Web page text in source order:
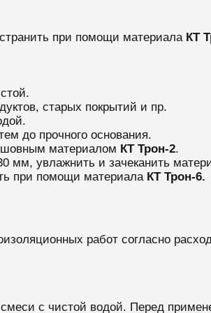
при помощи материала КТ
старых покрытий и пр.
до прочного основания.
материалом КТ Трон-2.
мм, увлажнить и зачеканить
при помощи материала КТ Трон-6.
работ согласно
с чистой водой. Перед